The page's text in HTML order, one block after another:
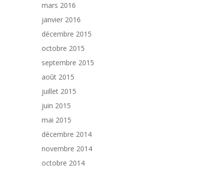
mars 2016
janvier 2016
décembre 2015
octobre 2015
septembre 2015
août 2015
juillet 2015
juin 2015
mai 2015
décembre 2014
novembre 2014
octobre 2014